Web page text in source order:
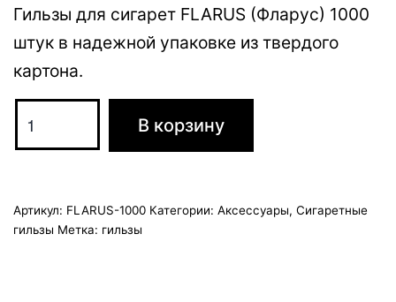
Гильзы для сигарет FLARUS (Фларус) 1000
штук в надежной упаковке из твердого
картона.
товара
сигарет
В корзину
Артикул: FLARUS-1000 Категории: Аксессуары, Сигаретные
гильзы Метка: гильзы